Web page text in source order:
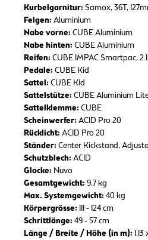
Kurbelgarnitur: Samox, 36T,
Felgen: Aluminium
Nabe vorne: CUBE Aluminium
Nabe hinten: CUBE Aluminium
Reifen: CUBE IMPAC Smartpac, 2.1
Pedale: CUBE Kid
Sattel: CUBE Kid
Sattelstütze: CUBE Aluminium
Sattelklemme: CUBE
Scheinwerfer: ACID Pro 20
Rücklicht: ACID Pro 20
Ständer: Center Kickstand,
Schutzblech: ACID
Glocke: Nuvo
Gesamtgewicht: 9,7 kg
Max. Systemgewicht: 40 kg
Körpergrösse: 111 - 124 cm
Schrittlänge: 49 - 57 cm
Länge / Breite / Höhe (in m):